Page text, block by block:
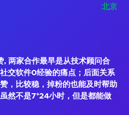
北京
, 两家合作最早是从技术顾问合
交软件0经验的痛点；后面关系
，比较稳，掉粉的也能及时帮助
然不是7*24小时，但是都能做